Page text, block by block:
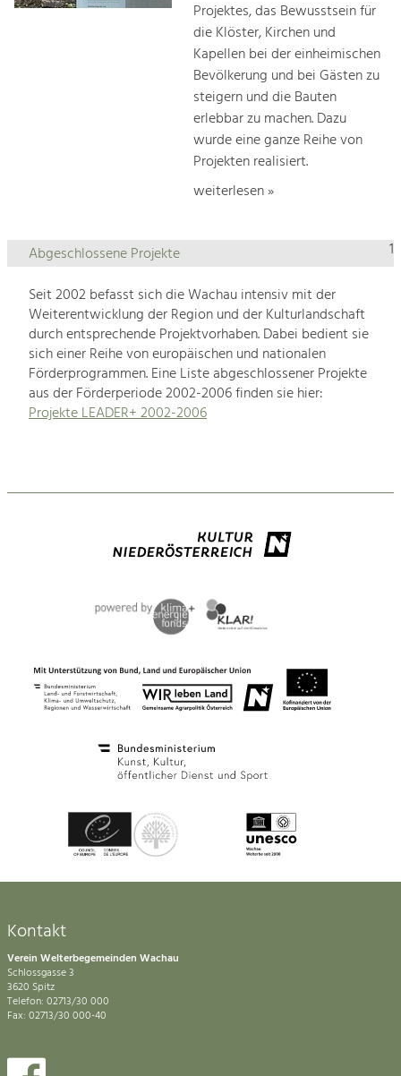
Projektes, das Bewusstsein für
die Klöster, Kirchen und
Kapellen bei der einheimischen
Bevölkerung und bei Gästen zu
steigern und die Bauten
erlebbar zu machen. Dazu
wurde eine ganze Reihe von
Projekten realisiert.
weiterlesen »
1
Abgeschlossene Projekte
Seit 2002 befasst sich die Wachau intensiv mit der
Weiterentwicklung der Region und der Kulturlandschaft
durch entsprechende Projektvorhaben. Dabei bedient sie
sich einer Reihe von europäischen und nationalen
Förderprogrammen. Eine Liste abgeschlossener Projekte
aus der Förderperiode 2002-2006 finden sie hier:
Projekte LEADER+ 2002-2006
Kontakt
Verein Welterbegemeinden Wachau
Schlossgasse 3
3620 Spitz
Telefon: 02713/30 000
Fax: 02713/30 000-40